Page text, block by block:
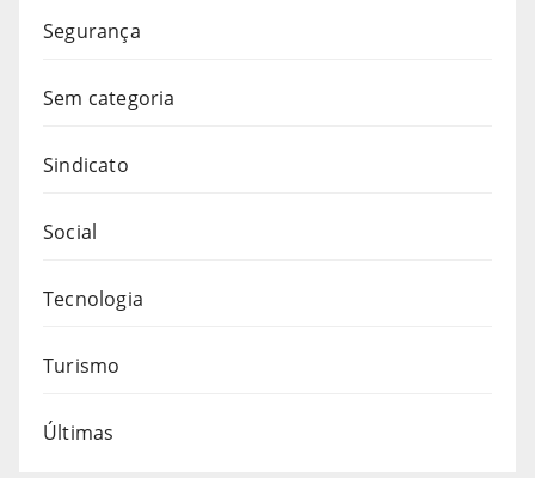
Segurança
Sem categoria
Sindicato
Social
Tecnologia
Turismo
Últimas